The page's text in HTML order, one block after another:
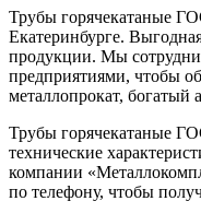
Трубы горячекатаные
Екатеринбурге.
продукции. Мы
предприятиями, чтобы
металлопрокат, богатый
Трубы горячекатаные
технические
компании
по телефону, чтобы